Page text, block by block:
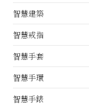
智慧建築
智慧戒指
智慧手套
智慧手環
智慧手錶